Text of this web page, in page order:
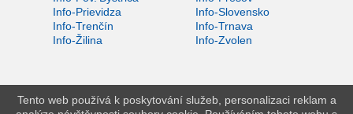
Info-Prievidza
Info-Slovensko
Info-Trenčín
Info-Trnava
Info-Žilina
Info-Zvolen
Tento web používá k poskytování služeb, personalizaci reklam a